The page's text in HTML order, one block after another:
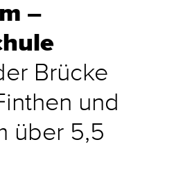
–
Brücke
und
über 5,5